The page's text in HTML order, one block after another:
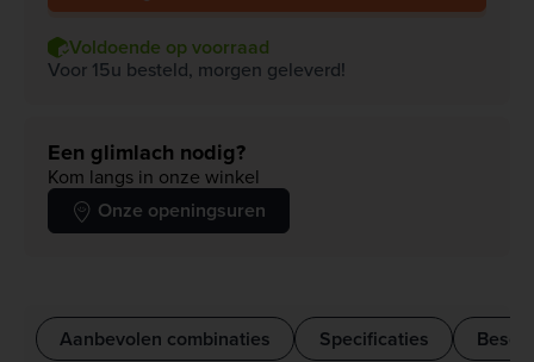
Voldoende op voorraad
Voor 15u besteld, morgen geleverd!
Een glimlach nodig?
Kom langs in onze winkel
Onze openingsuren
Aanbevolen combinaties Specificaties